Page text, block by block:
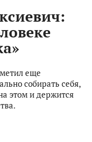
еще
собирать себя,
этом и держится